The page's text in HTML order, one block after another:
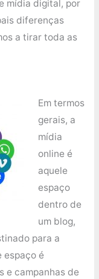
mídia digital, por
diferenças
a tirar toda as
Em termos
gerais, a
mídia
online é
aquele
espaço
dentro de
um blog,
para a
espaço é
e campanhas de